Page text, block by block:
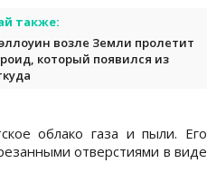
также:
возле Земли пролетит
который появился из
облако газа и пыли. Его
отверстиями в виде